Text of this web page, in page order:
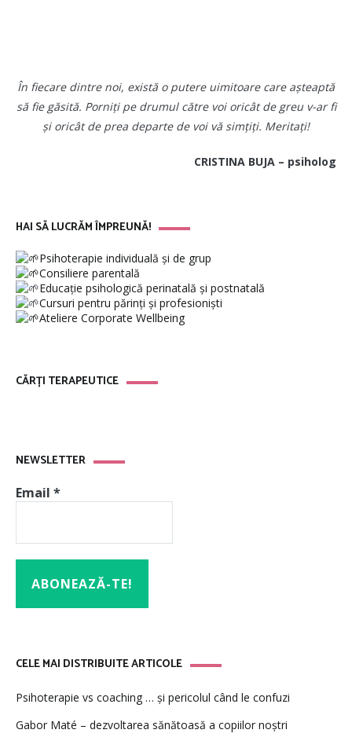
În fiecare dintre noi, există o putere uimitoare care așteaptă
să fie găsită. Porniți pe drumul către voi oricât de greu v-ar fi
și oricât de prea departe de voi vă simțiți. Meritați!
CRISTINA BUJA – psiholog
HAI SĂ LUCRĂM ÎMPREUNĂ!
Psihoterapie individuală și de grup
Consiliere parentală
Educație psihologică perinatală și postnatală
Cursuri pentru părinți și profesioniști
Ateliere Corporate Wellbeing
CĂRȚI TERAPEUTICE
NEWSLETTER
Email *
CELE MAI DISTRIBUITE ARTICOLE
Psihoterapie vs coaching … și pericolul când le confuzi
Gabor Maté – dezvoltarea sănătoasă a copiilor noștri